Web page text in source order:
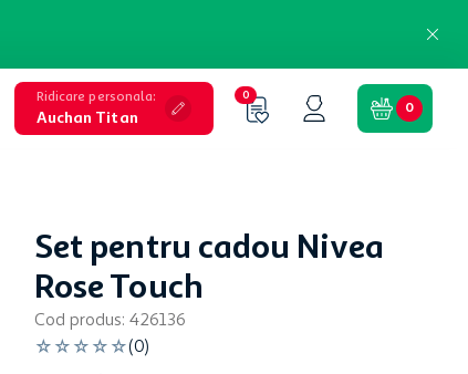
Ridicare personala:
Auchan Titan
0
0
Set pentru cadou Nivea
Rose Touch
Cod produs: 426136
☆ ☆ ☆ ☆ ☆(0)